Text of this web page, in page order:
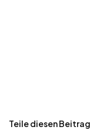
Teile diesen